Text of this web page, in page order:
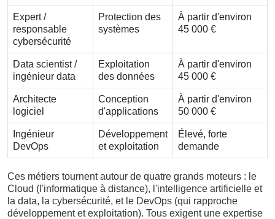
Expert /
responsable
cybersécurité
Protection des
systèmes
À partir d'environ
45 000 €
Data scientist /
ingénieur data
Exploitation
des données
À partir d'environ
45 000 €
Architecte
logiciel
Conception
d'applications
À partir d'environ
50 000 €
Ingénieur
DevOps
Développement
et exploitation
Élevé, forte
demande
Ces métiers tournent autour de quatre grands moteurs : le
Cloud (l'informatique à distance), l'intelligence artificielle et
la data, la cybersécurité, et le DevOps (qui rapproche
développement et exploitation). Tous exigent une expertise